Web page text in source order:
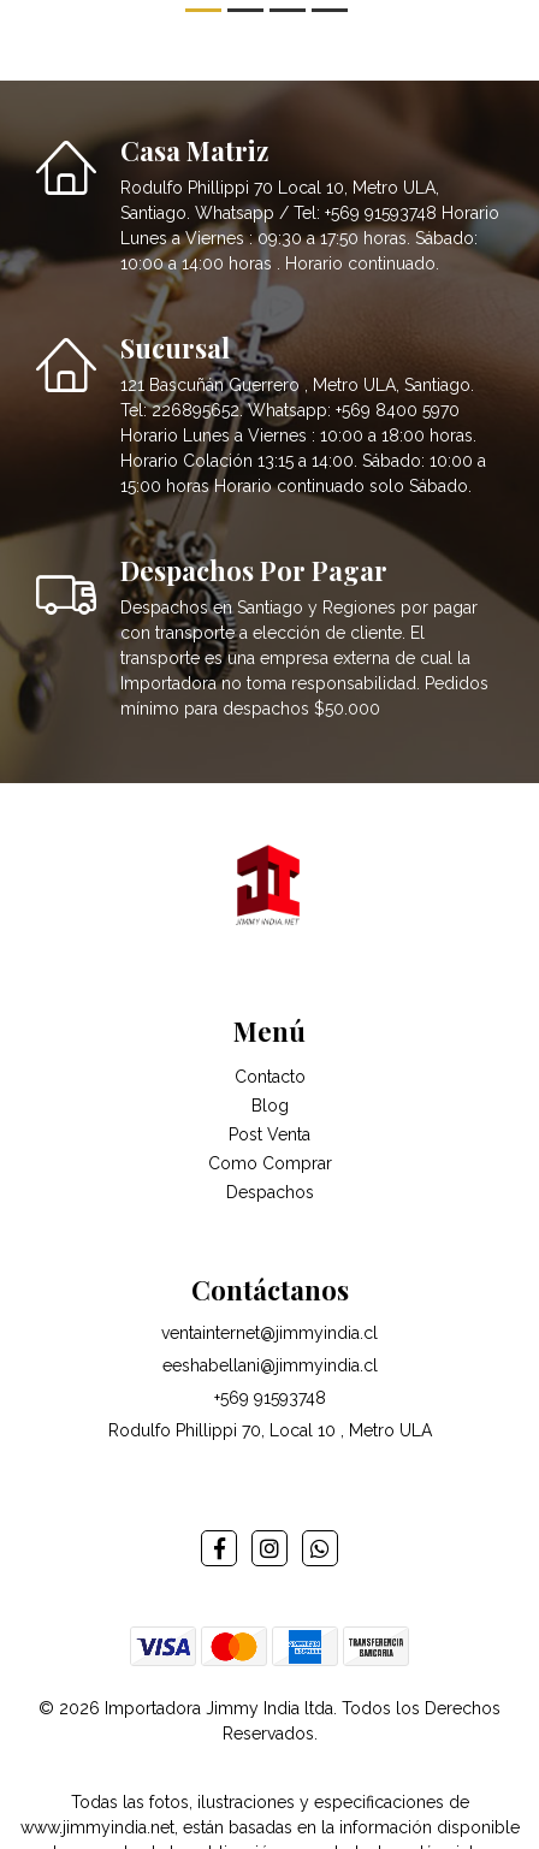
Casa Matriz
Rodulfo Phillippi 70 Local 10, Metro ULA,
Santiago. Whatsapp / Tel: +569 91593748 Horario
Lunes a Viernes : 09:30 a 17:50 horas. Sábado:
10:00 a 14:00 horas . Horario continuado.
Sucursal
121 Bascuñán Guerrero , Metro ULA, Santiago.
Tel: 226895652. Whatsapp: +569 8400 5970
Horario Lunes a Viernes : 10:00 a 18:00 horas.
Horario Colación 13:15 a 14:00. Sábado: 10:00 a
15:00 horas Horario continuado solo Sábado.
Despachos Por Pagar
Despachos en Santiago y Regiones por pagar
con transporte a elección de cliente. El
transporte es una empresa externa de cual la
Importadora no toma responsabilidad. Pedidos
mínimo para despachos $50.000
Menú
Contacto
Blog
Post Venta
Como Comprar
Despachos
Contáctanos
ventainternet@jimmyindia.cl
eeshabellani@jimmyindia.cl
+569 91593748
Rodulfo Phillippi 70, Local 10 , Metro ULA
© 2026 Importadora Jimmy India ltda. Todos los Derechos
Reservados.
Todas las fotos, ilustraciones y especificaciones de
www.jimmyindia.net, están basadas en la información disponible